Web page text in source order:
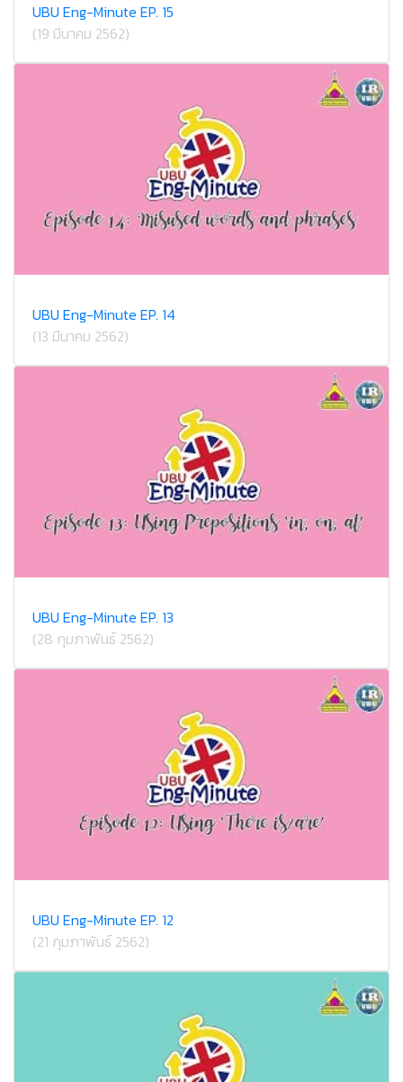
UBU Eng-Minute EP. 15
(19 มีนาคม 2562)
UBU Eng-Minute EP. 14
(13 มีนาคม 2562)
UBU Eng-Minute EP. 13
(28 กุมภาพันธ์ 2562)
UBU Eng-Minute EP. 12
(21 กุมภาพันธ์ 2562)